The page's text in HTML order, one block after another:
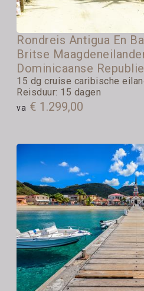
Rondreis Antigua En
Britse
Dominicaanse
15 dg cruise caribische
Reisduur: 15 dagen
va € 1.299,00